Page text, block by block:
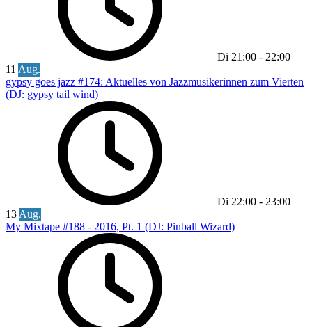
Di 21:00 - 22:00
11 Aug.
gypsy goes jazz #174: Aktuelles von Jazzmusikerinnen zum Vierten
(DJ: gypsy tail wind)
Di 22:00 - 23:00
13 Aug.
My Mixtape #188 - 2016, Pt. 1 (DJ: Pinball Wizard)